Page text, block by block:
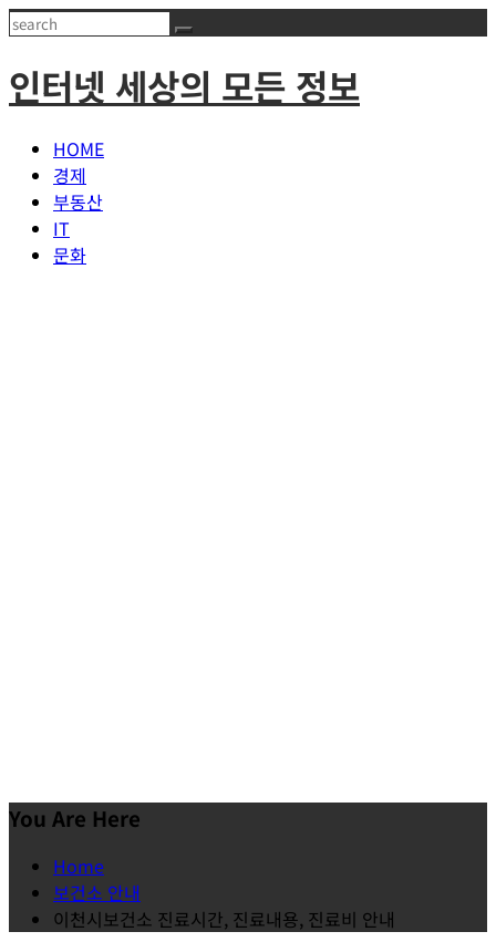
Skip
content
Search
인터넷 세상의 모든 정보
HOME
경제
부동산
IT
문화
You Are Here
Home
보건소 안내
이천시보건소 진료시간, 진료내용, 진료비 안내